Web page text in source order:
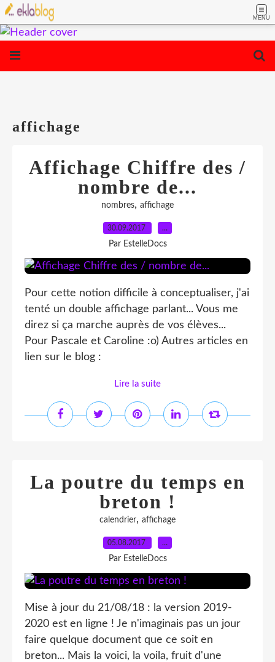
MENU
affichage
Affichage Chiffre des /
nombre de...
nombres, affichage
30.09.2017 …
Par EstelleDocs
Pour cette notion difficile à conceptualiser, j'ai
tenté un double affichage parlant... Vous me
direz si ça marche auprès de vos élèves...
Pour Pascale et Caroline :o) Autres articles en
lien sur le blog :
Lire la suite
La poutre du temps en
breton !
calendrier, affichage
05.08.2017 …
Par EstelleDocs
Mise à jour du 21/08/18 : la version 2019-
2020 est en ligne ! Je n'imaginais pas un jour
faire quelque document que ce soit en
breton... Mais la voici, la voila, fruit d'une